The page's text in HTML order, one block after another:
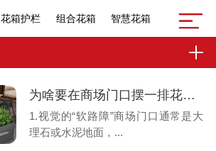
花箱护栏 组合花箱 智慧花箱
为啥要在商场门口摆一排花？不是为了好看，是让你“慢下来”
1.视觉的“软路障”商场门口通常是大
理石或水泥地面，...